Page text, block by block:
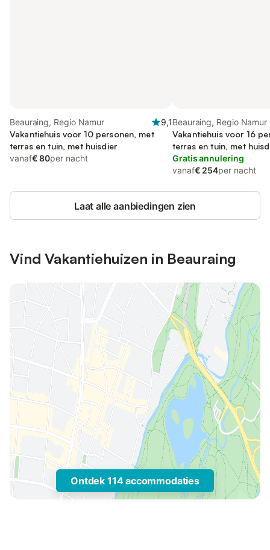
Beauraing, Regio Namur
9,1
Vakantiehuis voor 10 personen, met
terras en tuin, met huisdier
vanaf€ 80per nacht
Beauraing, Regio Namur
Vakantiehuis voor 16
terras en tuin, met
Gratis annulering
vanaf€ 254per nacht
Laat alle aanbiedingen zien
Vind Vakantiehuizen in Beauraing
Ontdek 114 accommodaties